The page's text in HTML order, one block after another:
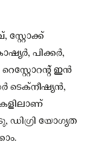
സ്റ്റോക്ക്
പിക്കർ,
ഇൻ
ടെക്‌നീഷ്യൻ,
യോഗ്യത